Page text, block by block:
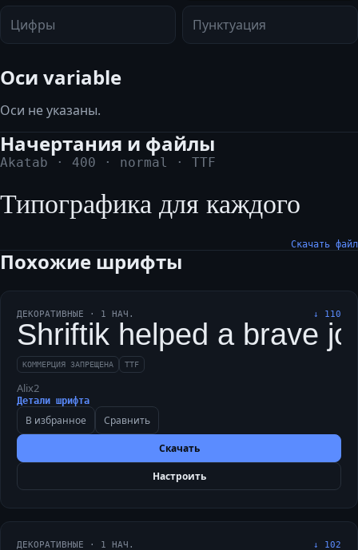
Цифры Пунктуация
Оси variable
Оси не указаны.
Начертания и файлы
Akatab · 400 · normal · TTF
Типографика для каждого
Скачать файл
Похожие шрифты
ДЕКОРАТИВНЫЕ · 1 НАЧ. ↓ 110
Shriftik helped a brave
КОММЕРЦИЯ ЗАПРЕЩЕНА TTF
Alix2
Детали шрифта
В избранное Сравнить
Скачать
Настроить
ДЕКОРАТИВНЫЕ · 1 НАЧ. ↓ 102